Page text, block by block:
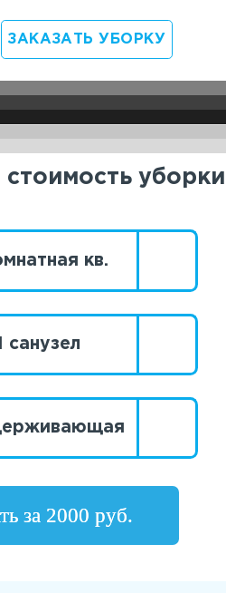
ЗАКАЗАТЬ УБОРКУ
стоимость уборки
кв.
санузел
за 2000 руб.